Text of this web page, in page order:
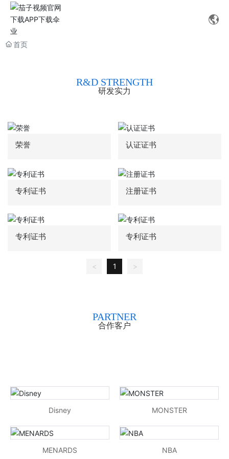
首页
R&D STRENGTH
研发实力
荣誉 认证证书
专利证书 注册证书
专利证书 专利证书
< 1 >
PARTNER
合作客户
Disney MONSTER
MENARDS NBA